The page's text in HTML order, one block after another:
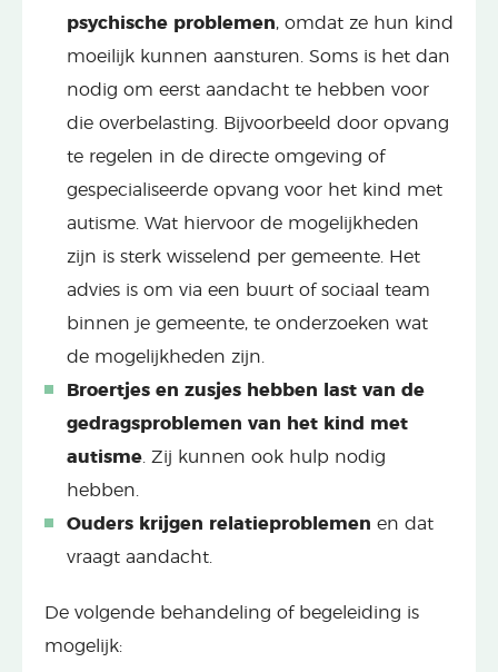
psychische problemen, omdat ze hun kind
moeilijk kunnen aansturen. Soms is het dan
nodig om eerst aandacht te hebben voor
die overbelasting. Bijvoorbeeld door opvang
te regelen in de directe omgeving of
gespecialiseerde opvang voor het kind met
autisme. Wat hiervoor de mogelijkheden
zijn is sterk wisselend per gemeente. Het
advies is om via een buurt of sociaal team
binnen je gemeente, te onderzoeken wat
de mogelijkheden zijn.
Broertjes en zusjes hebben last van de
gedragsproblemen van het kind met
autisme . Zij kunnen ook hulp nodig
hebben.
Ouders krijgen relatieproblemen en dat
vraagt aandacht.
De volgende behandeling of begeleiding is
mogelijk: